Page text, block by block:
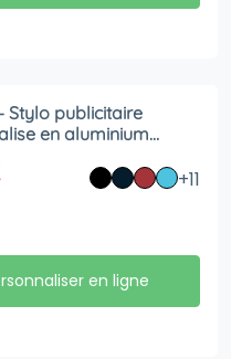
Stylo publicitaire
en aluminium
+11
en ligne